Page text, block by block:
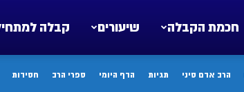
קבלה שיעורים חכמת הקבלה
הרב אדם סיני תגיות הדף היומי ספרי הרב חסידות